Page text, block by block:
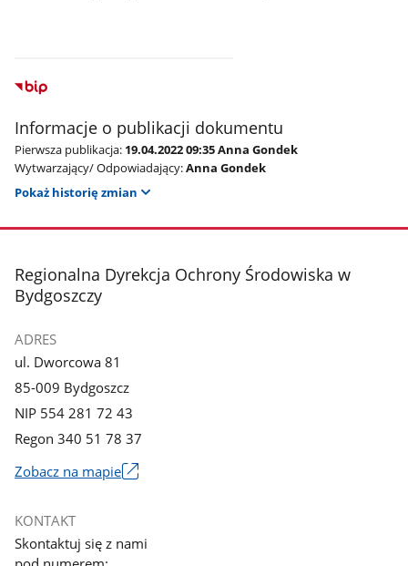
Informacje o publikacji dokumentu
Pierwsza publikacja: 19.04.2022 09:35 Anna Gondek
Wytwarzający/ Odpowiadający:Anna Gondek
Pokaż historię zmian
stopka
Regionalna Dyrekcja Ochrony Środowiska w
Bydgoszczy
ADRES
ul. Dworcowa 81
85-009 Bydgoszcz
NIP 554 281 72 43
Regon 340 51 78 37
Zobacz na mapie
się
w
KONTAKT
Skontaktuj się z nami